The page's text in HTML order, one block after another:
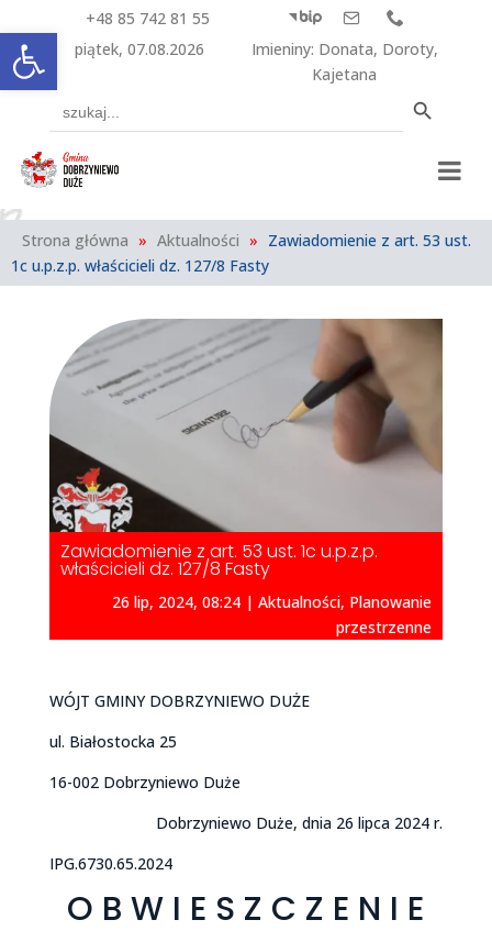
Otwórz pasek narzędzi
+48 85 742 81 55   
piątek, 07.08.2026 Imieniny: Donata, Doroty,
Kajetana
for:
Strona główna » Aktualności » Zawiadomienie z art. 53 ust.
1c u.p.z.p. właścicieli dz. 127/8 Fasty
Zawiadomienie z art. 53 ust. 1c u.p.z.p.
właścicieli dz. 127/8 Fasty
26 lip, 2024, 08:24 |Aktualności, Planowanie
przestrzenne
WÓJT GMINY DOBRZYNIEWO DUŻE
ul. Białostocka 25
16-002 Dobrzyniewo Duże
Dobrzyniewo Duże, dnia 26 lipca 2024 r.
IPG.6730.65.2024
O B W I E S Z C Z E N I E